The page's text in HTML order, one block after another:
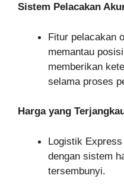
Sistem Pelacakan
Fitur pelacakan
memantau
memberikan
selama proses
Harga yang
Logistik
dengan sistem
tersembunyi.